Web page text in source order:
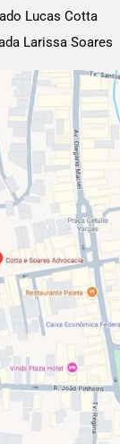
Lucas Cotta
Larissa Soares